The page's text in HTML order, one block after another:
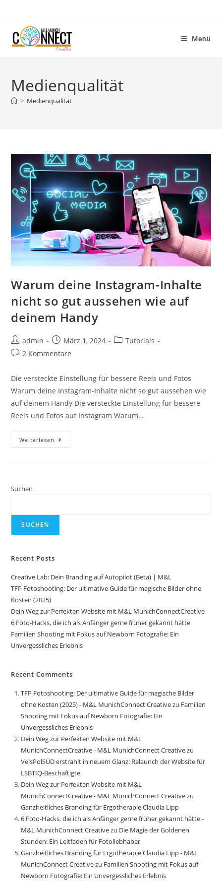
Menü
Medienqualität
> Medienqualität
Warum deine Instagram-Inhalte
nicht so gut aussehen wie auf
deinem Handy
admin März 1, 2024
Tutorials
2 Kommentare
Die versteckte Einstellung für bessere Reels und Fotos
Warum deine Instagram-Inhalte nicht so gut aussehen wie
auf deinem Handy Die versteckte Einstellung für bessere
Reels und Fotos auf Instagram Warum…
Weiterlesen
Suchen
SUCHEN
Recent Posts
Creative Lab: Dein Branding auf Autopilot (Beta) | M&L
TFP Fotoshooting: Der ultimative Guide für magische Bilder ohne
Kosten (2025)
Dein Weg zur Perfekten Website mit M&L MunichConnectCreative
6 Foto-Hacks, die ich als Anfänger gerne früher gekannt hätte
Familien Shooting mit Fokus auf Newborn Fotografie: Ein
Unvergessliches Erlebnis
Recent Comments
TFP Fotoshooting: Der ultimative Guide für magische Bilder
ohne Kosten (2025) - M&L MunichConnect Creativezu Familien
Shooting mit Fokus auf Newborn Fotografie: Ein
Unvergessliches Erlebnis
Dein Weg zur Perfekten Website mit M&L
MunichConnectCreative - M&L MunichConnect Creativezu
VelsPolSÜD erstrahlt in neuem Glanz: Relaunch der Website für
LSBTIQ-Beschäftigte
Dein Weg zur Perfekten Website mit M&L
MunichConnectCreative - M&L MunichConnect Creativezu
Ganzheitliches Branding für Ergotherapie Claudia Lipp
6 Foto-Hacks, die ich als Anfänger gerne früher gekannt hätte -
M&L MunichConnect Creativezu Die Magie der Goldenen
Stunden: Ein Leitfaden für Fotoliebhaber
Ganzheitliches Branding für Ergotherapie Claudia Lipp - M&L
MunichConnect Creativezu Familien Shooting mit Fokus auf
Newborn Fotografie: Ein Unvergessliches Erlebnis